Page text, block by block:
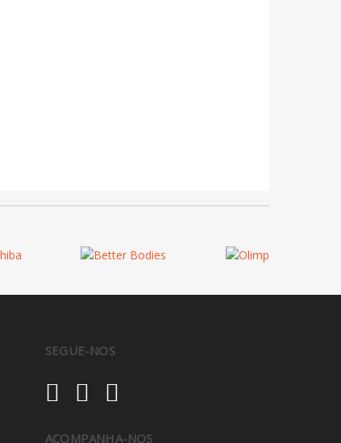
SEGUE-NOS
ACOMPANHA-NOS